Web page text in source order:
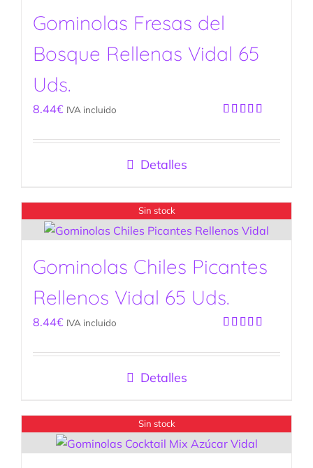
Gominolas Fresas del
Bosque Rellenas Vidal 65
Uds.
con5.00de
8.44€ IVA incluido
Detalles
Sin stock
Gominolas Chiles Picantes
Rellenos Vidal 65 Uds.
con5.00de
8.44€ IVA incluido
Detalles
Sin stock